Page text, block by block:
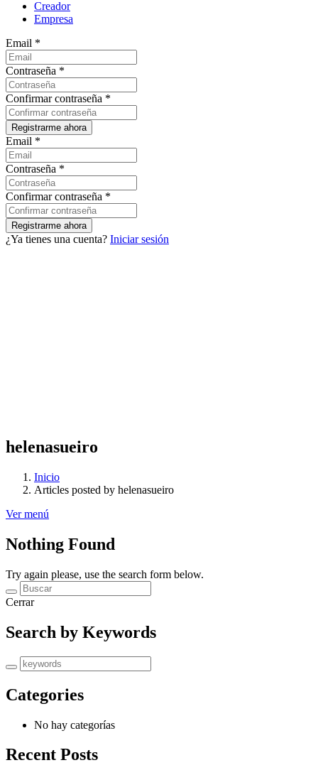
Creador
Empresa
Email *
Contraseña *
Confirmar contraseña *
Email *
Contraseña *
Confirmar contraseña *
¿Ya tienes una cuenta? Iniciar sesión
helenasueiro
Inicio
Articles posted by helenasueiro
Ver menú
Nothing Found
Try again please, use the search form below.
Cerrar
Search by Keywords
Categories
No hay categorías
Recent Posts